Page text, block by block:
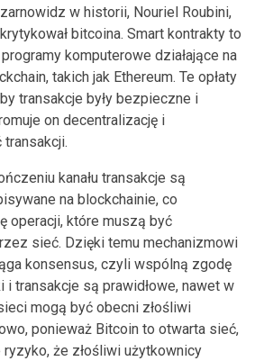
w historii, Nouriel Roubini,
bitcoina. Smart kontrakty to
komputerowe działające na
takich jak Ethereum. Te opłaty
transakcje były bezpieczne i
on decentralizację i
transakcji.
kanału transakcje są
na blockchainie, co
operacji, które muszą być
sieć. Dzięki temu mechanizmowi
konsensus, czyli wspólną zgodę
i transakcje są prawidłowe, nawet w
mogą być obecni złośliwi
ponieważ Bitcoin to otwarta sieć,
że złośliwi użytkownicy